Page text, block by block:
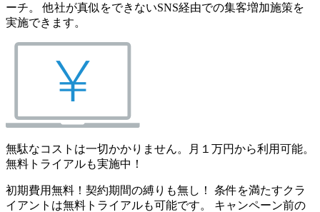
ーチ。 他社が真似をできないSNS経由での集客増加施策を
実施できます。
無駄なコストは一切かかりません。月１万円から利用可能。
無料トライアルも実施中！
初期費用無料！契約期間の縛りも無し！ 条件を満たすクラ
イアントは無料トライアルも可能です。 キャンペーン前の